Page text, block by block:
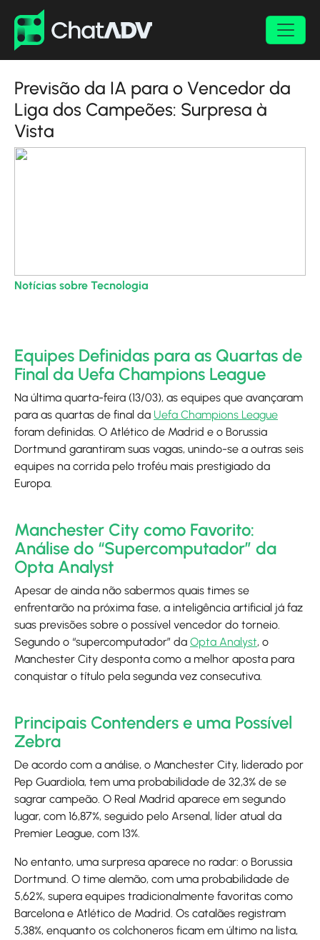
Notícias sobre Tecnologia
Previsão da IA para o Vencedor da
Liga dos Campeões: Surpresa à
Vista
Equipes Definidas para as Quartas de
Final da Uefa Champions League
Na última quarta-feira (13/03), as equipes que avançaram
para as quartas de final da Uefa Champions League
foram definidas. O Atlético de Madrid e o Borussia
Dortmund garantiram suas vagas, unindo-se a outras seis
equipes na corrida pelo troféu mais prestigiado da
Europa.
Manchester City como Favorito:
Análise do “Supercomputador” da
Opta Analyst
Apesar de ainda não sabermos quais times se
enfrentarão na próxima fase, a inteligência artificial já faz
suas previsões sobre o possível vencedor do torneio.
Segundo o “supercomputador” da Opta Analyst, o
Manchester City desponta como a melhor aposta para
conquistar o título pela segunda vez consecutiva.
Principais Contenders e uma Possível
Zebra
De acordo com a análise, o Manchester City, liderado por
Pep Guardiola, tem uma probabilidade de 32,3% de se
sagrar campeão. O Real Madrid aparece em segundo
lugar, com 16,87%, seguido pelo Arsenal, líder atual da
Premier League, com 13%.
No entanto, uma surpresa aparece no radar: o Borussia
Dortmund. O time alemão, com uma probabilidade de
5,62%, supera equipes tradicionalmente favoritas como
Barcelona e Atlético de Madrid. Os catalães registram
5,38%, enquanto os colchoneros ficam em último na lista,